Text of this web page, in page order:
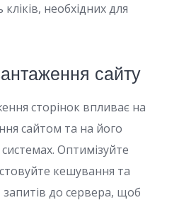
кліків, необхідних для
сайту
сторінок впливає на
сайтом та на його
Оптимізуйте
кешування та
запитів до сервера, щоб